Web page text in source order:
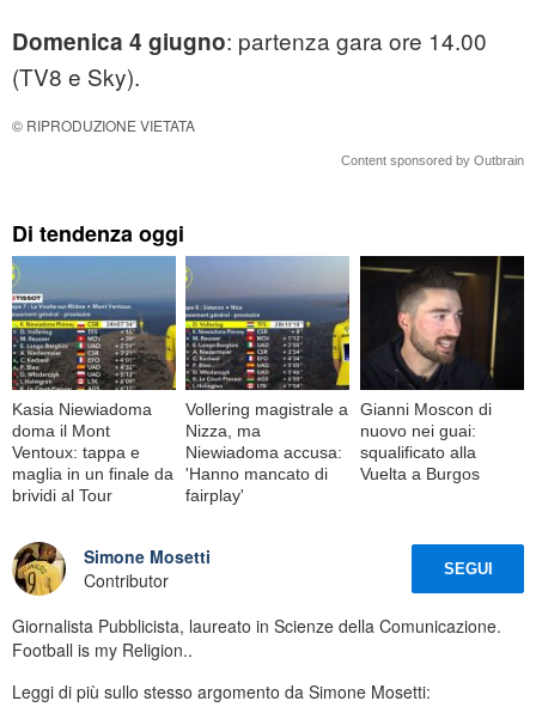
Domenica 4 giugno: partenza gara ore 14.00
(TV8 e Sky).
© RIPRODUZIONE VIETATA
Content sponsored by Outbrain
Di tendenza oggi
Kasia Niewiadoma
doma il Mont
Ventoux: tappa e
maglia in un finale da
brividi al Tour
Vollering magistrale a
Nizza, ma
Niewiadoma accusa:
'Hanno mancato di
fairplay'
Gianni Moscon di
nuovo nei guai:
squalificato alla
Vuelta a Burgos
Simone Mosetti
Contributor
SEGUI
Giornalista Pubblicista, laureato in Scienze della Comunicazione.
Football is my Religion..
Leggi di più sullo stesso argomento da Simone Mosetti: